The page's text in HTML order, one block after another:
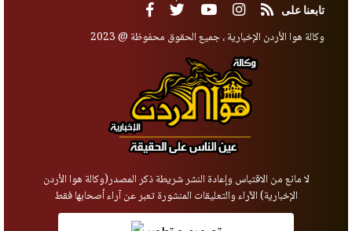
تابعنا على
وكالة هوا الأردن الإخبارية ، جميع الحقوق محفوظة @ 2023
لا مانع من الاقتباس وإعادة النشر شريطة ذكر المصدر(وكالة هوا الأردن
الإخبارية) الآراء والتعليقات المنشورة تعبر عن آراء أصحابها فقط